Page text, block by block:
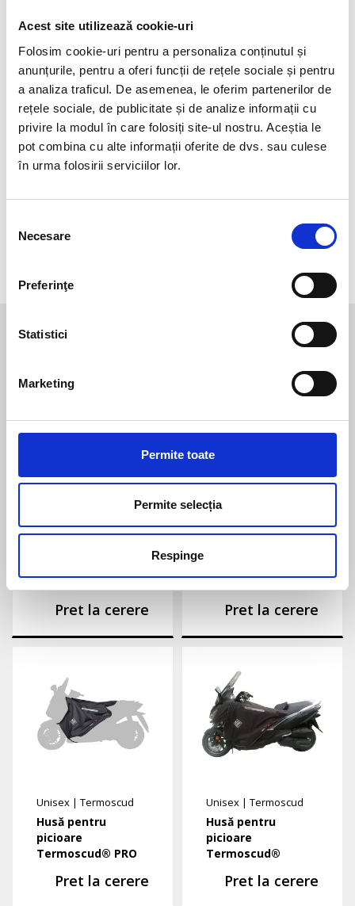
Acest site utilizează cookie-uri
Folosim cookie-uri pentru a personaliza conținutul și
anunțurile, pentru a oferi funcții de rețele sociale și pentru
a analiza traficul. De asemenea, le oferim partenerilor de
rețele sociale, de publicitate și de analize informații cu
privire la modul în care folosiți site-ul nostru. Aceștia le
pot combina cu alte informații oferite de dvs. sau culese
în urma folosirii serviciilor lor.
consimțământului
Necesare
Preferinţe
Statistici
Marketing
Permite toate
Permite selecția
Respinge
– Inel antifurt (doar pentru modelele care nu necesită fixarea
– Buzunar mare de depozitare
– Husă pentru șa stocată în buzunar
– Imprimeu reflectorizant
Material
70% Poliamidă – 30% Poliester
Informații ingrijire
Instrucțiuni de curățare: folosiți o lavetă umedă, clătiți și uscați
Unisex|Termoscud
Termoscud®
Pret la cerere
Unisex|Termoscud
Termoscud®
Pret la cerere
Unisex | Termoscud
Husă pentru
picioare
Termoscud® PRO
Pret la cerere
Unisex | Termoscud
Husă pentru
picioare
Termoscud®
Pret la cerere